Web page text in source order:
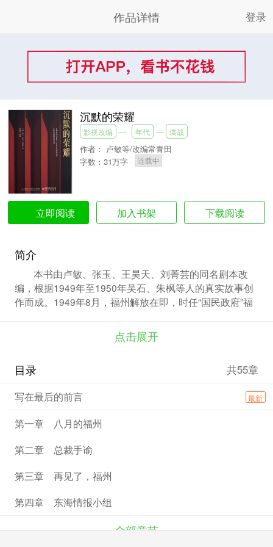
作品详情 登录
沉默的荣耀
影视改编 年代 谍战
作者： 卢敏等/改编常青田
字数：31万字
连载中
立即阅读 加入书架 下载阅读
简介
本书由卢敏、张玉、王昊天、刘菁芸的同名剧本改
编，根据1949年至1950年吴石、朱枫等人的真实故事创
作而成。1949年8月，福州解放在即，时任“国民政府”福
介石的手谕，命他赴台出任“国防部”参谋次长，为了早日
解放全国，吴石选择继续潜伏在敌人心脏。与此同时，在
批准回上海和家人团圆，在得知上级派往台湾的交通员因
己的合法入台证，去台湾给吴石做交通员。他们陆续向上
下了汗马功劳。1950年6月10日，吴石、朱枫等人一道慷
慨就义，一腔热血留在了台北马场町。他们倒在了破晓时
分，但他们的功勋却永垂不朽。
点击展开
目录 共55章
写在最后的前言 最新
第一章 八月的福州
第二章 总裁手谕
第三章 再见了，福州
第四章 东海情报小组
全部章节